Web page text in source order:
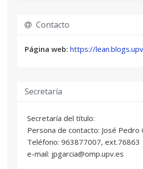
Rita Jácome López
:
1,5 ECTS
Julio Juan García Sabater
:
de Universidad
Julien Philippe Dominique
Profesor/a Titular de Universidad
Contacto
Página web: https://
Secretaría
Secretaría del título:
Persona de contacto: José Pedro
Teléfono: 963877007, ext.76863
e-mail: jpgarcia@omp.upv.es